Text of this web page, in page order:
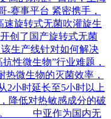
-赛事平台 紧密携手，
速旋转式无菌吹灌旋生
创了国产旋转式无菌
生产线针对如何解决
性微生物”行业难题，
微生物的灭菌效率，
2小时延长至5小时以上
降低对热敏感成分的破
。 中亚作为国内无